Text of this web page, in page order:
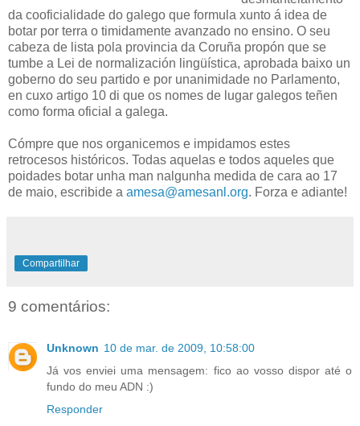
da cooficialidade do galego que formula xunto á idea de
botar por terra o timidamente avanzado no ensino. O seu
cabeza de lista pola provincia da Coruña propón que se
tumbe a Lei de normalización lingüística, aprobada baixo un
goberno do seu partido e por unanimidade no Parlamento,
en cuxo artigo 10 di que os nomes de lugar galegos teñen
como forma oficial a galega.
Cómpre que nos organicemos e impidamos estes
retrocesos históricos. Todas aquelas e todos aqueles que
poidades botar unha man nalgunha medida de cara ao 17
de maio, escribide a amesa@amesanl.org. Forza e adiante!
Compartilhar
9 comentários:
Unknown 10 de mar. de 2009, 10:58:00
Já vos enviei uma mensagem: fico ao vosso dispor até o
fundo do meu ADN :)
Responder